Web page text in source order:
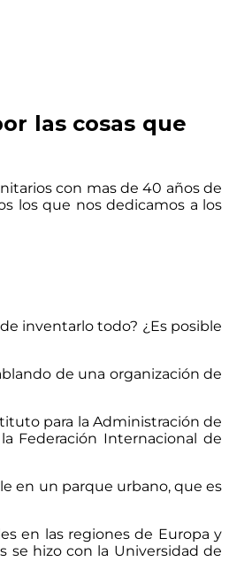
las cosas que
con mas de 40 años de
los que nos dedicamos a los
inventarlo todo? ¿Es posible
de una organización de
para la Administración de
Federación Internacional de
en un parque urbano, que es
en las regiones de Europa y
se hizo con la Universidad de